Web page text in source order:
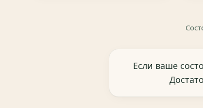
Если ваше